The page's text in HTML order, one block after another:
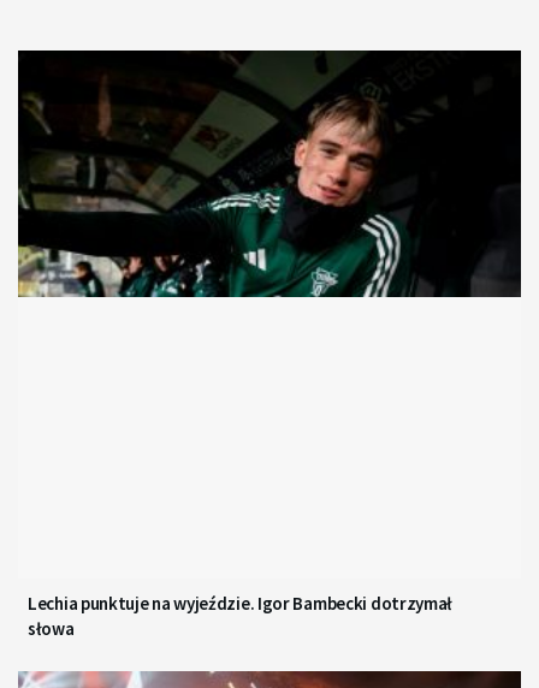
Lechia punktuje na wyjeździe. Igor Bambecki dotrzymał
słowa